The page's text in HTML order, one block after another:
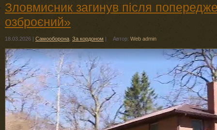
Зловмисник загинув після
озброєний»
18.03.2026 | Самооборона За кордоном | Автор: Web admin